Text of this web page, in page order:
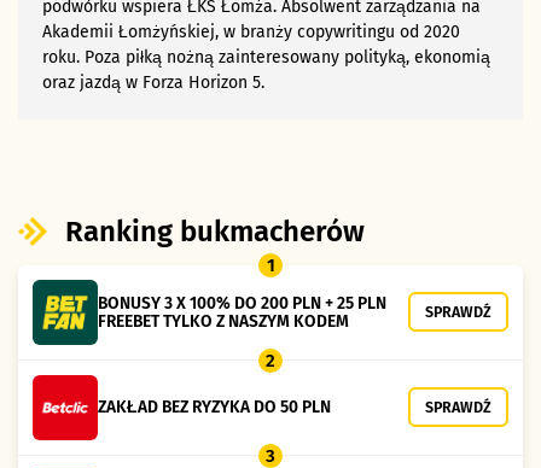
podwórku wspiera ŁKS Łomża. Absolwent zarządzania na
Akademii Łomżyńskiej, w branży copywritingu od 2020
roku. Poza piłką nożną zainteresowany polityką, ekonomią
oraz jazdą w Forza Horizon 5.
Ranking bukmacherów
1
BONUSY 3 X 100% DO 200 PLN + 25 PLN
FREEBET TYLKO Z NASZYM KODEM
SPRAWDŹ
2
ZAKŁAD BEZ RYZYKA DO 50 PLN SPRAWDŹ
3